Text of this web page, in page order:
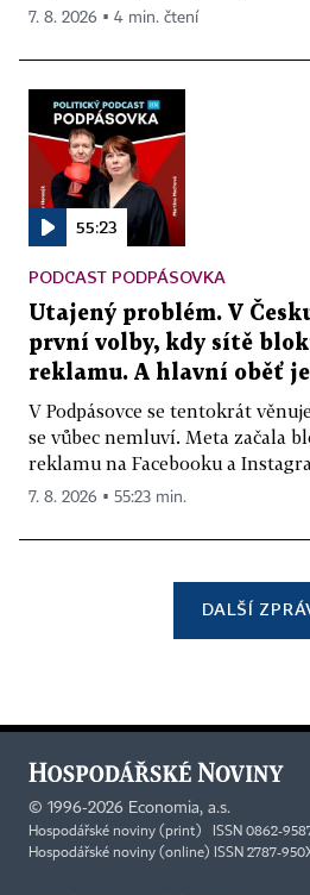
7. 8. 2026 ▪ 4 min. čtení
55:23
PODCAST PODPÁSOVKA
Utajený problém. V
první volby, kdy sítě
reklamu. A hlavní oběť
V Podpásovce se tentokrát
se vůbec nemluví. Meta začala
reklamu na Facebooku a
7. 8. 2026 ▪ 55:23 min.
DALŠÍ
© 1996-2026 Economia, a.s.
Hospodářské noviny (print) ISSN 0862-
Hospodářské noviny (online) ISSN 2787-